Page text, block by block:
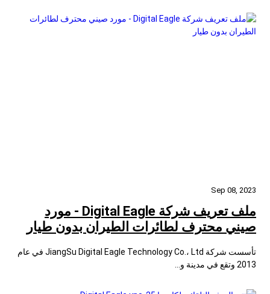
Sep 08, 2023
ملف تعريف شركة Digital Eagle - مورد
صيني محترف لطائرات الطيران بدون طيار
تأسست شركة JiangSu Digital Eagle Technology Co.، Ltd في عام
2013 وتقع في مدينة و...